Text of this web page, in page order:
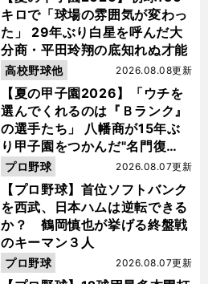
キロで「球場の雰囲気が変わっ
た」 29年ぶり白星を呼んだ大
分商・平田玲翔の底知れぬ才能
【夏の甲子園2026】「ウチを
選んでくれるのは『Ｂランク』
の選手たち」 八幡商が15年ぶ
り甲子園をつかんだ"名門復
活"の舞台裏
2026.08.08更新
高校野球他
【プロ野球】首位ソフトバンク
を西武、日本ハムは逆転できる
か？ 鶴岡慎也が挙げる終盤戦
のキーマン３人
2026.08.07更新
プロ野球
2026.08.07更新
プロ野球